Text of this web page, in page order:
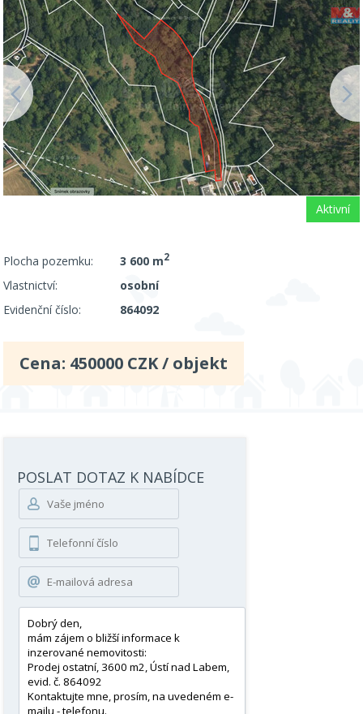
Aktivní
Plocha pozemku: 3 600 m2
Vlastnictví:
osobní
Evidenční číslo:
864092
Cena: 450000 CZK / objekt
POSLAT DOTAZ K NABÍDCE